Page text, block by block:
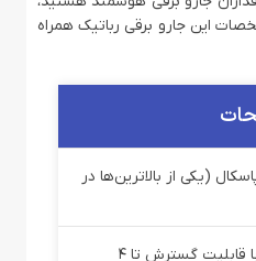
این جارو برقی رباتیک همراه
پاسکال (یکی از بالاترین‌ها در
پد تی با قابلیت گسترش تا ۴